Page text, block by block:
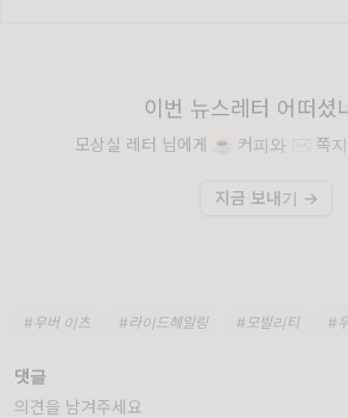
이번 뉴스레터 어떠셨
모상실 레터 님에게 ☕️ 커피와 ✉️ 쪽
지금 보내기 →
#우버 이츠 #라이드헤일링 #모빌리티 #
댓글
의견을 남겨주세요